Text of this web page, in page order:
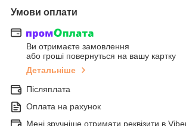
Умови оплати
Ви отримаєте замовлення
або гроші повернуться на вашу картку
Детальніше
Післяплата
Оплата на рахунок
Мені зручніше отримати реквізити в